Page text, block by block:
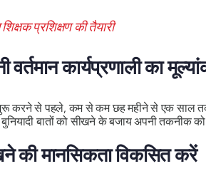
वर्तमान कार्यप्रणाली का
करने से पहले, कम से कम छह महीने से एक साल तक
बातों को सीखने के बजाय अपनी तकनीक
की मानसिकता विकसित करें